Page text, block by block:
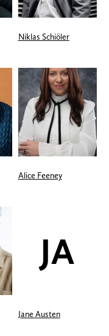
Niklas Schiöler
Alice Feeney
JA
Jane Austen